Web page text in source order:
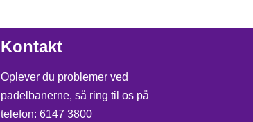
Kontakt
Oplever du problemer ved
padelbanerne, så ring til os på
telefon: 6147 3800